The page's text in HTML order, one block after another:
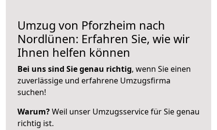
Umzug von Pforzheim nach
Nordlünen: Erfahren Sie, wie wir
Ihnen helfen können
Bei uns sind Sie genau richtig, wenn Sie einen
zuverlässige und erfahrene Umzugsfirma
suchen!
Warum?Weil unser Umzugsservice für Sie genau
richtig ist.